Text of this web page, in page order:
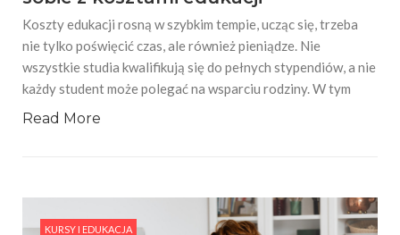
Koszty edukacji rosną w szybkim tempie, ucząc się, trzeba
nie tylko poświęcić czas, ale również pieniądze. Nie
wszystkie studia kwalifikują się do pełnych stypendiów, a nie
każdy student może polegać na wsparciu rodziny. W tym
Read More
KURSY I EDUKACJA